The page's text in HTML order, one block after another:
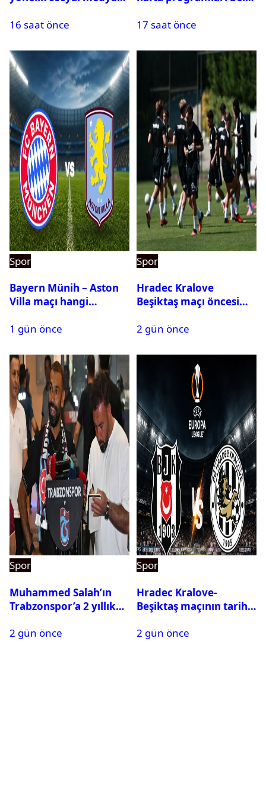
hakkında karar çıktı
16 saat önce
17 saat önce
Spor
Bayern Münih – Aston
Villa maçı hangi
saat kaçta oynanacak?
1 gün önce
Spor
Hradec Kralove
Beşiktaş maçı öncesi
Siyah-Beyazlıların 11’i
2 gün önce
Spor
Muhammed Salah’ın
Trabzonspor’a 2 yıllık
2 gün önce
Spor
Hradec Kralove-
Beşiktaş maçının tarihi
2 gün önce